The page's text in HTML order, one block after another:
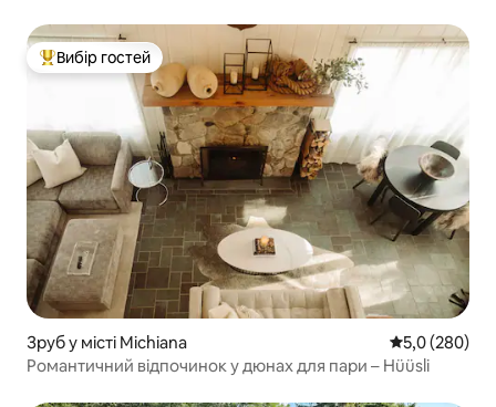
Топ вибір гостей
Вибір гостей
Зруб у місті Michiana Середня
5,0 (280)
Романтичний відпочинок у дюнах для пари – Hüüsli